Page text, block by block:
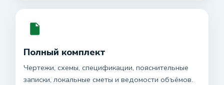
Полный комплект
Чертежи, схемы, спецификации, пояснительные
записки, локальные сметы и ведомости объёмов.